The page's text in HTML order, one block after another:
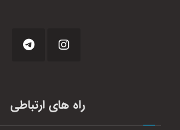
راه های ارتباطی